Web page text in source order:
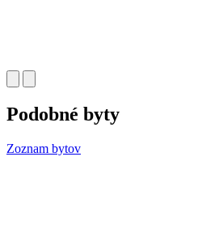
Podobné byty
Zoznam bytov